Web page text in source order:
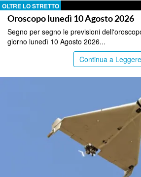
OLTRE LO STRETTO
Oroscopo lunedì 10 Agosto 2026
Segno per segno le previsioni
giorno lunedì 10 Agosto 2026...
Continua a Leggere